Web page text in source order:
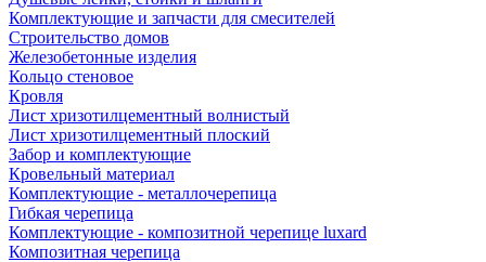
Комплектующие и запчасти для смесителей
Строительство домов
Железобетонные изделия
Кольцо стеновое
Кровля
Лист хризотилцементный волнистый
Лист хризотилцементный плоский
Забор и комплектующие
Кровельный материал
Комплектующие - металлочерепица
Гибкая черепица
Комплектующие - композитной черепице luxard
Композитная черепица